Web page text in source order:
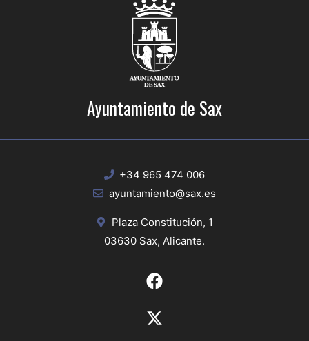
Ayuntamiento de Sax
+34 965 474 006
ayuntamiento@sax.es
Plaza Constitución, 1
03630 Sax, Alicante.